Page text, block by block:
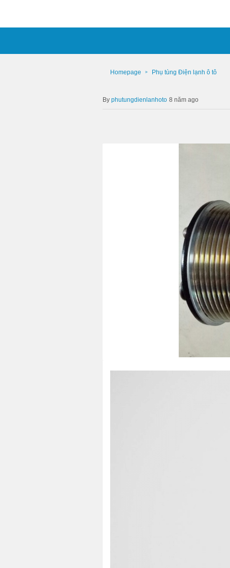
Homepage Phụ tùng Điện lạnh ô tô
phutungdienlanhoto 8 năm ago